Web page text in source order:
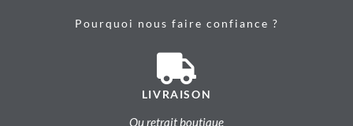
Pourquoi nous faire confiance ?
LIVRAISON
Ou retrait boutique